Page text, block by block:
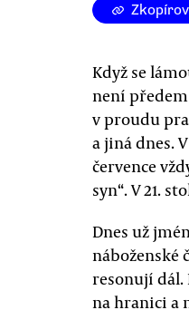
Když se
není
v proudu
a jiná dnes.
července
syn“. V 21.
Dnes už
náboženské
resonují dál.
na hranici a